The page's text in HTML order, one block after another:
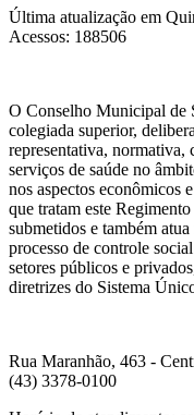
Última atualização em
Acessos: 188506
O Conselho Municipal de
colegiada superior,
representativa, normativa,
serviços de saúde no
nos aspectos econômicos
que tratam este
submetidos e também
processo de controle
setores públicos e
diretrizes do Sistema
Rua Maranhão, 463 -
(43) 3378-0100